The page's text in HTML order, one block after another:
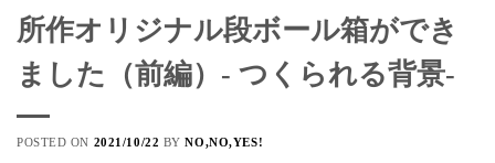
所作オリジナル段ボール箱ができ
ました（前編）- つくられる背景-
POSTED ON 2021/10/22 BYNO,NO,YES!